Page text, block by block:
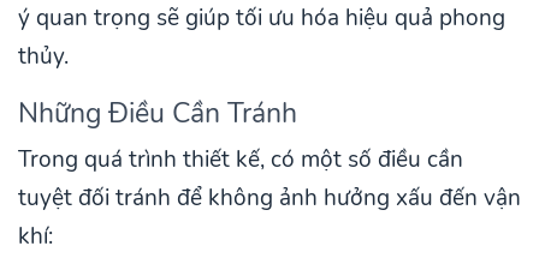
ý quan trọng sẽ giúp tối ưu hóa hiệu quả phong
thủy.
Những Điều Cần Tránh
Trong quá trình thiết kế, có một số điều cần
tuyệt đối tránh để không ảnh hưởng xấu đến vận
khí: